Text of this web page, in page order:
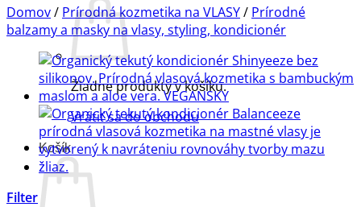
Žiadne produkty v košíku.
Vrátiť sa do obchodu
Košík
Domov/ Prírodná kozmetika na VLASY/ Prírodné
balzamy a masky na vlasy, styling, kondicionér
Filter